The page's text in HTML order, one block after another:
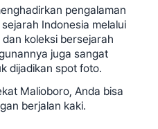
pengalaman
Indonesia melalui
koleksi bersejarah
juga sangat
dijadikan spot foto.
Malioboro, Anda bisa
berjalan kaki.